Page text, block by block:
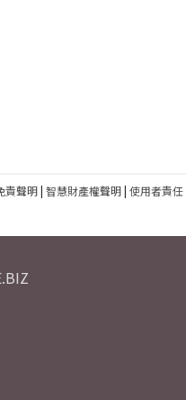
責聲明| 智慧財產權聲明| 使用者責任